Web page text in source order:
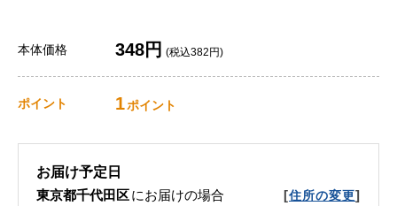
本体価格 348円 (税込382円)
ポイント 1ポイント
お届け予定日
東京都千代田区にお届けの場合 [住所の変更]